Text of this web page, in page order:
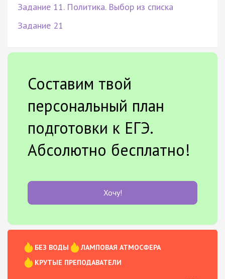
Задание 11. Политика. Выбор из списка
Задание 21
Составим твой
персональный план
подготовки к ЕГЭ.
Абсолютно бесплатно!
Хочу!
БЕЗ ВОДЫ
ЛАМПОВАЯ АТМОСФЕРА
КРУТЫЕ ПРЕПОДАВАТЕЛИ